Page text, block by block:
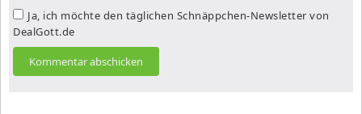
Ja, ich möchte den täglichen Schnäppchen-Newsletter von
DealGott.de